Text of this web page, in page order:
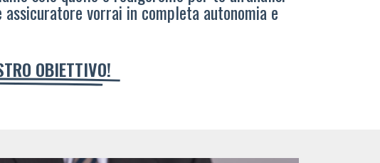
vorrai in completa autonomia e
OBIETTIVO!